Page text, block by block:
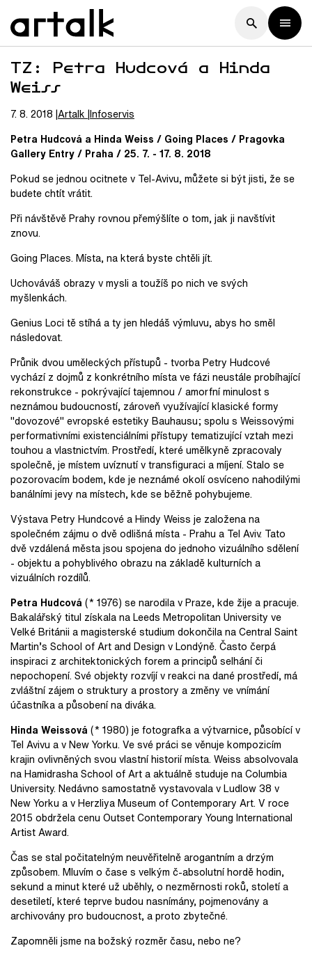
TZ: Petra Hudcová a Hinda
Weiss
7. 8. 2018 Artalk Infoservis
Petra Hudcová a Hinda Weiss / Going Places / Pragovka
Gallery Entry / Praha / 25. 7. - 17. 8. 2018
Pokud se jednou ocitnete v Tel-Avivu, můžete si být jisti, že se
budete chtít vrátit.
Při návštěvě Prahy rovnou přemýšlíte o tom, jak ji navštívit
znovu.
Going Places. Místa, na která byste chtěli jít.
Uchováváš obrazy v mysli a toužíš po nich ve svých
myšlenkách.
Genius Loci tě stíhá a ty jen hledáš výmluvu, abys ho směl
následovat.
Průnik dvou uměleckých přístupů - tvorba Petry Hudcové
vychází z dojmů z konkrétního místa ve fázi neustále probíhající
rekonstrukce - pokrývající tajemnou / amorfní minulost s
neznámou budoucností, zároveň využívající klasické formy
"dovozové" evropské estetiky Bauhausu; spolu s Weissovými
performativními existenciálními přístupy tematizující vztah mezi
touhou a vlastnictvím. Prostředí, které umělkyně zpracovaly
společně, je místem uvíznutí v transfiguraci a míjení. Stalo se
pozorovacím bodem, kde je neznámé okolí osvíceno nahodilými
banálními jevy na místech, kde se běžně pohybujeme.
Výstava Petry Hundcové a Hindy Weiss je založena na
společném zájmu o dvě odlišná místa - Prahu a Tel Aviv. Tato
dvě vzdálená města jsou spojena do jednoho vizuálního sdělení
- objektu a pohyblivého obrazu na základě kulturních a
vizuálních rozdílů.
Petra Hudcová (* 1976) se narodila v Praze, kde žije a pracuje.
Bakalářský titul získala na Leeds Metropolitan University ve
Velké Británii a magisterské studium dokončila na Central Saint
Martin’s School of Art and Design v Londýně. Často čerpá
inspiraci z architektonických forem a principů selhání či
nepochopení. Své objekty rozvíjí v reakci na dané prostředí, má
zvláštní zájem o struktury a prostory a změny ve vnímání
účastníka a působení na diváka.
Hinda Weissová (* 1980) je fotografka a výtvarnice, působící v
Tel Avivu a v New Yorku. Ve své práci se věnuje kompozicím
krajin ovlivněných svou vlastní historií místa. Weiss absolvovala
na Hamidrasha School of Art a aktuálně studuje na Columbia
University. Nedávno samostatně vystavovala v Ludlow 38 v
New Yorku a v Herzliya Museum of Contemporary Art. V roce
2015 obdržela cenu Outset Contemporary Young International
Artist Award.
Čas se stal počitatelným neuvěřitelně arogantním a drzým
způsobem. Mluvím o čase s velkým č-absolutní hordě hodin,
sekund a minut které už uběhly, o nezměrnosti roků, století a
desetiletí, které teprve budou nasnímány, pojmenovány a
archivovány pro budoucnost, a proto zbytečné.
Zapomněli jsme na božský rozměr času, nebo ne?